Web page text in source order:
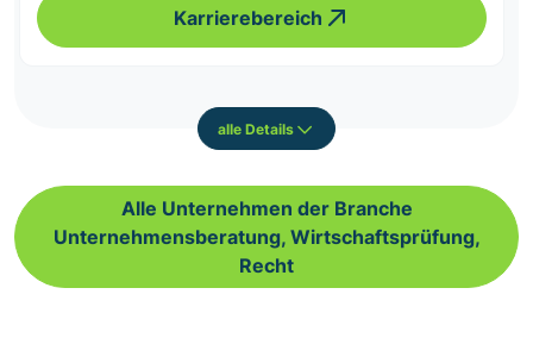
Karrierebereich
alle Details
Alle Unternehmen der Branche
Unternehmensberatung, Wirtschaftsprüfung,
Recht